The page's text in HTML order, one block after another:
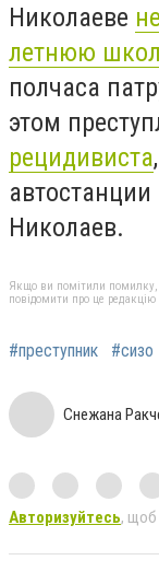
Николаеве
летнюю
полчаса
этом
рецидивиста
Николаев.
Якщо ви помітили помилку,
повідомити про це редакцію
#преступник #сизо
Снежана
Авторизуйтесь, щоб